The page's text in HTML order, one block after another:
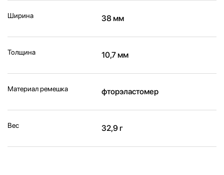
Ширина 38 мм
Толщина 10,7 мм
Материал ремешка фторэластомер
Вес 32,9 г